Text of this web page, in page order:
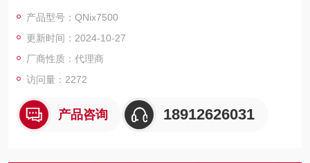
4.自动开关机
产品型号：QNix7500
更新时间：2024-10-27
厂商性质：代理商
访问量：2272
产品咨询 18912626031